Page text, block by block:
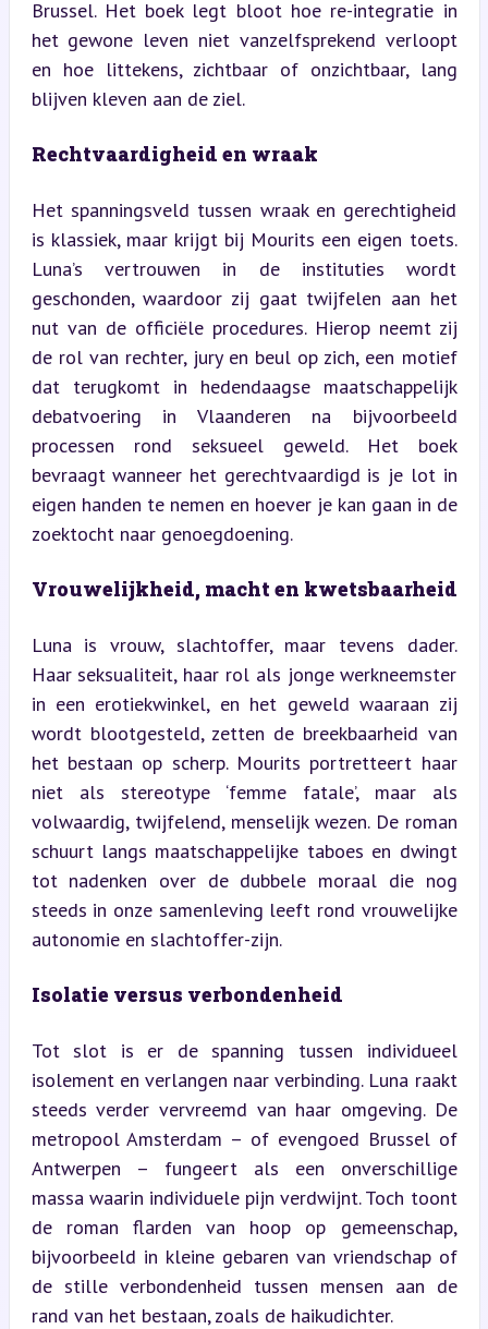
Brussel. Het boek legt bloot hoe re-integratie in
het gewone leven niet vanzelfsprekend verloopt
en hoe littekens, zichtbaar of onzichtbaar, lang
blijven kleven aan de ziel.
Rechtvaardigheid en wraak
Het spanningsveld tussen wraak en gerechtigheid
is klassiek, maar krijgt bij Mourits een eigen toets.
Luna’s vertrouwen in de instituties wordt
geschonden, waardoor zij gaat twijfelen aan het
nut van de officiële procedures. Hierop neemt zij
de rol van rechter, jury en beul op zich, een motief
dat terugkomt in hedendaagse maatschappelijk
debatvoering in Vlaanderen na bijvoorbeeld
processen rond seksueel geweld. Het boek
bevraagt wanneer het gerechtvaardigd is je lot in
eigen handen te nemen en hoever je kan gaan in de
zoektocht naar genoegdoening.
Vrouwelijkheid, macht en kwetsbaarheid
Luna is vrouw, slachtoffer, maar tevens dader.
Haar seksualiteit, haar rol als jonge werkneemster
in een erotiekwinkel, en het geweld waaraan zij
wordt blootgesteld, zetten de breekbaarheid van
het bestaan op scherp. Mourits portretteert haar
niet als stereotype ‘femme fatale’, maar als
volwaardig, twijfelend, menselijk wezen. De roman
schuurt langs maatschappelijke taboes en dwingt
tot nadenken over de dubbele moraal die nog
steeds in onze samenleving leeft rond vrouwelijke
autonomie en slachtoffer-zijn.
Isolatie versus verbondenheid
Tot slot is er de spanning tussen individueel
isolement en verlangen naar verbinding. Luna raakt
steeds verder vervreemd van haar omgeving. De
metropool Amsterdam – of evengoed Brussel of
Antwerpen – fungeert als een onverschillige
massa waarin individuele pijn verdwijnt. Toch toont
de roman flarden van hoop op gemeenschap,
bijvoorbeeld in kleine gebaren van vriendschap of
de stille verbondenheid tussen mensen aan de
rand van het bestaan, zoals de haikudichter.